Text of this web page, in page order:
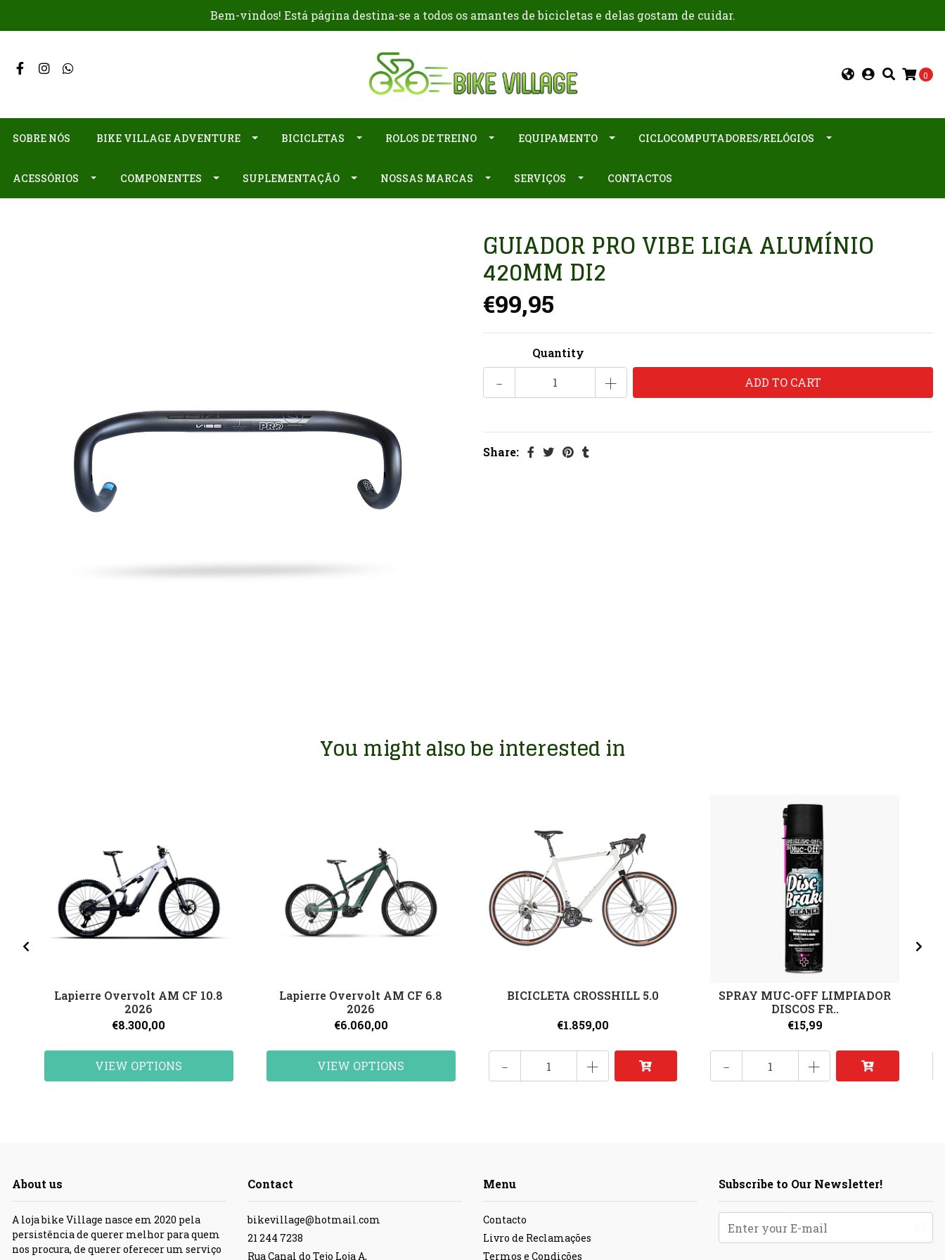
Bem-vindos! Está página destina-se a todos os amantes de bicicletas e delas gostam de cuidar.
0
SOBRE NÓS BIKE VILLAGE ADVENTURE BICICLETAS ROLOS DE TREINO EQUIPAMENTO CICLOCOMPUTADORES/RELÓGIOS
ACESSÓRIOS COMPONENTES SUPLEMENTAÇÃO NOSSAS MARCAS SERVIÇOS CONTACTOS
GUIADOR PRO VIBE LIGA ALUMÍNIO
420MM DI2
€99,95
Quantity
- +
Share:
You might also be interested in
Lapierre Overvolt AM CF 10.8
2026
€8.300,00
VIEW OPTIONS
Lapierre Overvolt AM CF 6.8
2026
€6.060,00
VIEW OPTIONS
BICICLETA CROSSHILL 5.0
€1.859,00
- +
SPRAY MUC-OFF LIMPIADOR
DISCOS FR..
€15,99
- +
About us
A loja bike Village nasce em 2020 pela
persistência de querer melhor para quem
nos procura, de querer oferecer um serviço
Contact
bikevillage@hotmail.com
21 244 7238
Rua Canal do Tejo Loja A,
Menu
Contacto
Livro de Reclamações
Termos e Condições
Subscribe to Our Newsletter!